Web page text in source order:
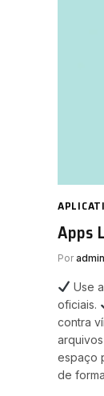
Apps
Por admin
Use
oficiais.
contra
espaço
de